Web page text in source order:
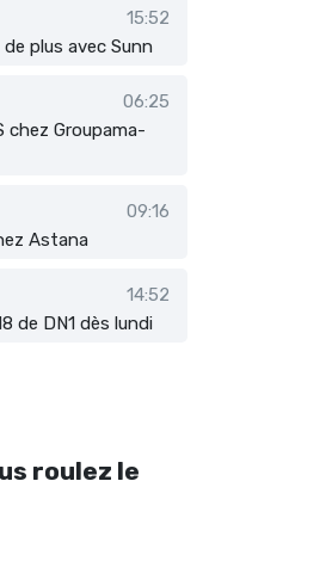
15:52
plus avec Sunn
06:25
chez Groupama-
09:16
Astana
14:52
de DN1 dès lundi
roulez le